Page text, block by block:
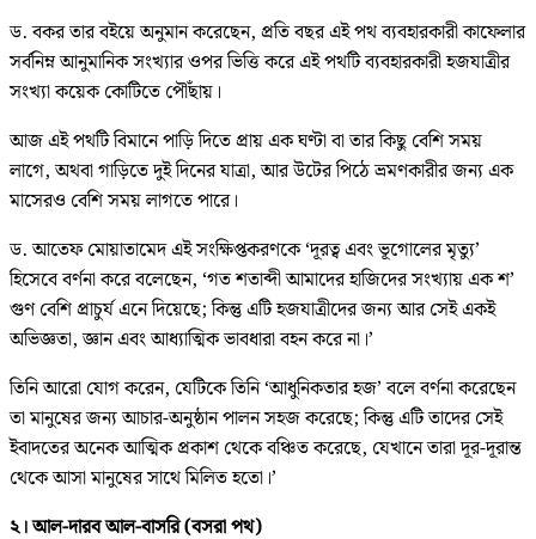
ড. বকর তার বইয়ে অনুমান করেছেন, প্রতি বছর এই পথ ব্যবহারকারী কাফেলার
সর্বনিম্ন আনুমানিক সংখ্যার ওপর ভিত্তি করে এই পথটি ব্যবহারকারী হজযাত্রীর
সংখ্যা কয়েক কোটিতে পৌঁছায়।
আজ এই পথটি বিমানে পাড়ি দিতে প্রায় এক ঘণ্টা বা তার কিছু বেশি সময়
লাগে, অথবা গাড়িতে দুই দিনের যাত্রা, আর উটের পিঠে ভ্রমণকারীর জন্য এক
মাসেরও বেশি সময় লাগতে পারে।
ড. আতেফ মোয়াতামেদ এই সংক্ষিপ্তকরণকে ‘দূরত্ব এবং ভূগোলের মৃত্যু’
হিসেবে বর্ণনা করে বলেছেন, ‘গত শতাব্দী আমাদের হাজিদের সংখ্যায় এক শ’
গুণ বেশি প্রাচুর্য এনে দিয়েছে; কিন্তু এটি হজযাত্রীদের জন্য আর সেই একই
অভিজ্ঞতা, জ্ঞান এবং আধ্যাত্মিক ভাবধারা বহন করে না।’
তিনি আরো যোগ করেন, যেটিকে তিনি ‘আধুনিকতার হজ’ বলে বর্ণনা করেছেন
তা মানুষের জন্য আচার-অনুষ্ঠান পালন সহজ করেছে; কিন্তু এটি তাদের সেই
ইবাদতের অনেক আত্মিক প্রকাশ থেকে বঞ্চিত করেছে, যেখানে তারা দূর-দূরান্ত
থেকে আসা মানুষের সাথে মিলিত হতো।’
২। আল-দারব আল-বাসরি (বসরা পথ)